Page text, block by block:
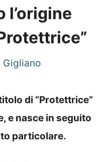
l’origine
Gigliano
di “Protettrice”
e nasce in seguito
particolare.